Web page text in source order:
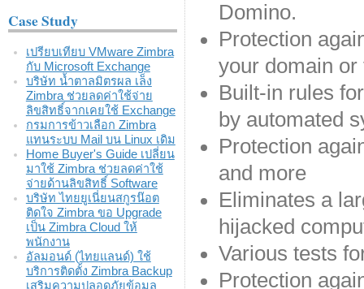
Case Study
เปรียบเทียบ VMware Zimbra
กับ Microsoft Exchange
บริษัท น้ำตาลมิตรผล เล็ง
Zimbra ช่วยลดค่าใช้จ่าย
ลิขสิทธิ์จากเคยใช้ Exchange
กรมการข้าวเลือก Zimbra
แทนระบบ Mail บน Linux เดิม
Home Buyer's Guide เปลี่ยน
มาใช้ Zimbra ช่วยลดค่าใช้
จ่ายด้านลิขสิทธิ์ Software
บริษัท ไทยยูเนี่ยนสกูรน๊อต
ติดใจ Zimbra ขอ Upgrade
เป็น Zimbra Cloud ให้
พนักงาน
อัลมอนด์ (ไทยแลนด์) ใช้
บริการติดตั้ง Zimbra Backup
เสริมความปลอดภัยข้อมูล
Domino.
Protection
your domain
Built-in rules
by automated
Protection
and more
Eliminates a
hijacked
Various tests
Protection